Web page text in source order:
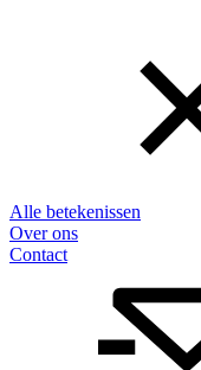
Alle betekenissen
Over ons
Contact